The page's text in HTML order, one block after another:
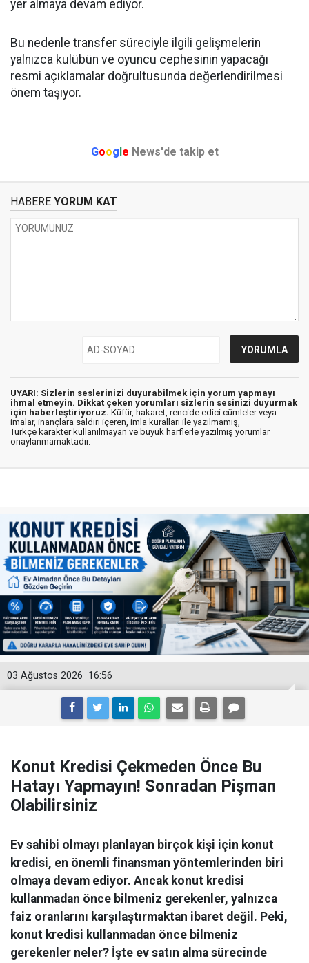
yer almaya devam ediyor.
Bu nedenle transfer süreciyle ilgili gelişmelerin
yalnızca kulübün ve oyuncu cephesinin yapacağı
resmi açıklamalar doğrultusunda değerlendirilmesi
önem taşıyor.
Goog e News'de takip et
HABERE YORUM KAT
UYARI: Sizlerin seslerinizi duyurabilmek için yorum yapmayı
ihmal etmeyin. Dikkat çeken yorumları sizlerin sesinizi duyurmak
için haberleştiriyoruz. Küfür, hakaret, rencide edici cümleler veya
imalar, inançlara saldırı içeren, imla kuralları ile yazılmamış,
Türkçe karakter kullanılmayan ve büyük harflerle yazılmış yorumlar
onaylanmamaktadır.
16:56
03 Ağustos 2026
Konut Kredisi Çekmeden Önce Bu
Hatayı Yapmayın! Sonradan Pişman
Olabilirsiniz
Ev sahibi olmayı planlayan birçok kişi için konut
kredisi, en önemli finansman yöntemlerinden biri
olmaya devam ediyor. Ancak konut kredisi
kullanmadan önce bilmeniz gerekenler, yalnızca
faiz oranlarını karşılaştırmaktan ibaret değil. Peki,
konut kredisi kullanmadan önce bilmeniz
gerekenler neler? İşte ev satın alma sürecinde